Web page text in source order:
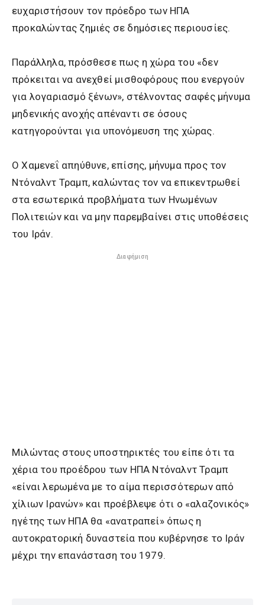
ευχαριστήσουν τον πρόεδρο των ΗΠΑ
προκαλώντας ζημιές σε δημόσιες περιουσίες.
Παράλληλα, πρόσθεσε πως η χώρα του «δεν
πρόκειται να ανεχθεί μισθοφόρους που ενεργούν
για λογαριασμό ξένων», στέλνοντας σαφές μήνυμα
μηδενικής ανοχής απέναντι σε όσους
κατηγορούνται για υπονόμευση της χώρας.
Ο Χαμενεΐ απηύθυνε, επίσης, μήνυμα προς τον
Ντόναλντ Τραμπ, καλώντας τον να επικεντρωθεί
στα εσωτερικά προβλήματα των Ηνωμένων
Πολιτειών και να μην παρεμβαίνει στις υποθέσεις
του Ιράν.
Διαφήμιση
Μιλώντας στους υποστηρικτές του είπε ότι τα
χέρια του προέδρου των ΗΠΑ Ντόναλντ Τραμπ
«είναι λερωμένα με το αίμα περισσότερων από
χίλιων Ιρανών» και προέβλεψε ότι ο «αλαζονικός»
ηγέτης των ΗΠΑ θα «ανατραπεί» όπως η
αυτοκρατορική δυναστεία που κυβέρνησε το Ιράν
μέχρι την επανάσταση του 1979.